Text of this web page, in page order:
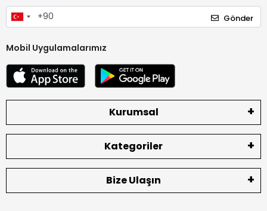
Gönder
Mobil Uygulamalarımız
Kurumsal
Kategoriler
Bize Ulaşın